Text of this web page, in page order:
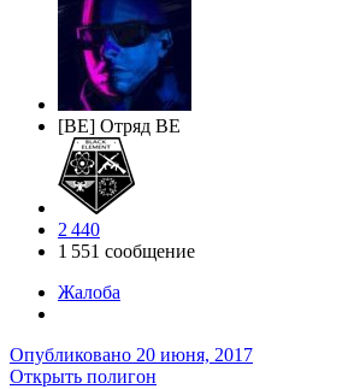
[BE] Отряд BE
2 440
1 551 сообщение
Жалоба
Опубликовано 20 июня, 2017
Открыть полигон